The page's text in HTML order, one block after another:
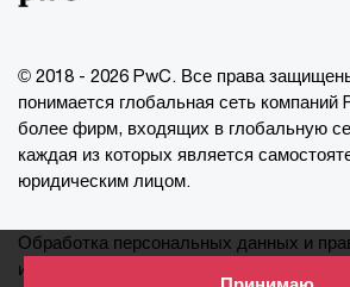
© 2018 - 2026 PwC. Все права
понимается глобальная сеть компаний
более фирм, входящих в глобальную
каждая из которых является
юридическим лицом.
Обработка персональных данных и
информация